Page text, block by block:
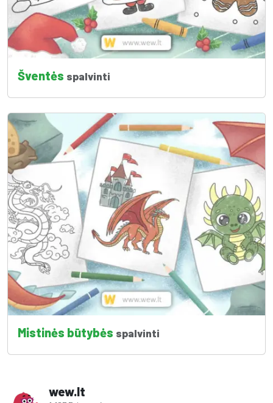
Šventės spalvinti
Mistinės būtybės spalvinti
wew.lt